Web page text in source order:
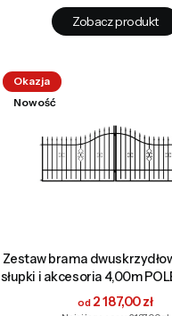
Zobacz produkt
Okazja
Nowość
Zestaw brama
słupki i akcesoria 4,00m
Cena2 187,00 zł